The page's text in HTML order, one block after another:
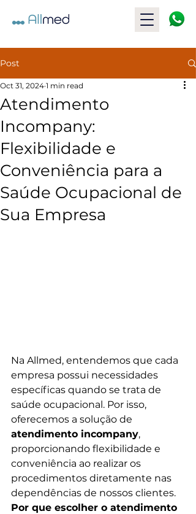
Post
Atendimento
Incompany:
Flexibilidade e
Conveniência para a
Saúde Ocupacional de
Sua Empresa
Oct 31, 2024 1 min read
Na Allmed, entendemos que cada
empresa possui necessidades
específicas quando se trata de
saúde ocupacional. Por isso,
oferecemos a solução de
atendimento incompany,
proporcionando flexibilidade e
conveniência ao realizar os
procedimentos diretamente nas
dependências de nossos clientes.
Por que escolher o atendimento